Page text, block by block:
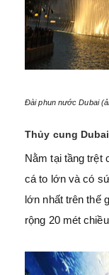
Đài phun nước Dubai
Thủy cung
Nằm tại tầng trệt
cá to lớn và có
lớn nhất trên thế
rộng 20 mét